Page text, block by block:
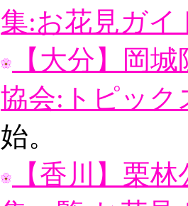
集:お花見ガイ
【大分】岡
協会:トピック
始。
【香川】栗